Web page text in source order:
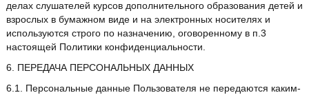
делах слушателей курсов дополнительного образования детей и
взрослых в бумажном виде и на электронных носителях и
используются строго по назначению, оговоренному в п.3
настоящей Политики конфиденциальности.
6. ПЕРЕДАЧА ПЕРСОНАЛЬНЫХ ДАННЫХ
6.1. Персональные данные Пользователя не передаются каким-